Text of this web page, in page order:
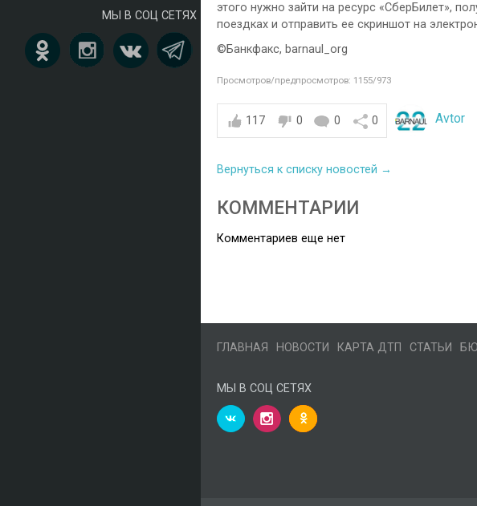
МЫ В СОЦ СЕТЯХ
этого нужно зайти на ресурс «СберБилет»,
поездках и отправить ее скриншот на
©️Банкфакс, barnaul_org
Просмотров/предпросмотров: 1155/973
117 0 0 0 Avtor
Вернуться к списку новостей →
КОММЕНТАРИИ
Комментариев еще нет
ГЛАВНАЯ НОВОСТИ КАРТА ДТП СТАТЬИ
МЫ В СОЦ СЕТЯХ